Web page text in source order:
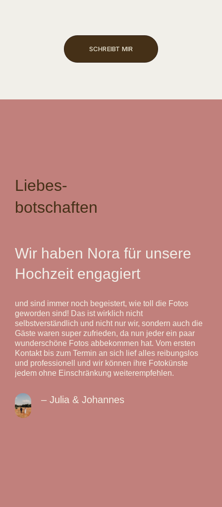
SCHREIBT MIR
Liebes-
botschaften
Wir haben Nora für unsere
Hochzeit engagiert
und sind immer noch begeistert, wie toll die Fotos
geworden sind! Das ist wirklich nicht
selbstverständlich und nicht nur wir, sondern auch die
Gäste waren super zufrieden, da nun jeder ein paar
wunderschöne Fotos abbekommen hat. Vom ersten
Kontakt bis zum Termin an sich lief alles reibungslos
und professionell und wir können ihre Fotokünste
jedem ohne Einschränkung weiterempfehlen.
– Julia & Johannes